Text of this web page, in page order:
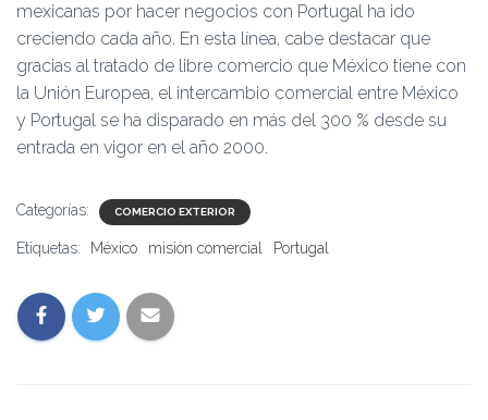
mexicanas por hacer negocios con Portugal ha ido
creciendo cada año. En esta línea, cabe destacar que
gracias al tratado de libre comercio que México tiene con
la Unión Europea, el intercambio comercial entre México
y Portugal se ha disparado en más del 300 % desde su
entrada en vigor en el año 2000.
Categorías: COMERCIO EXTERIOR
Etiquetas: México misión comercial Portugal